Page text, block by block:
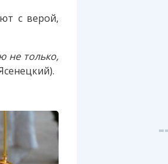
с верой,
не только,